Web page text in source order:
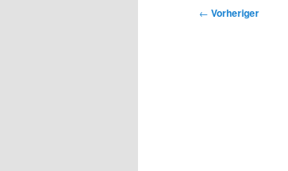
Beitragsnavigation
← Vorheriger